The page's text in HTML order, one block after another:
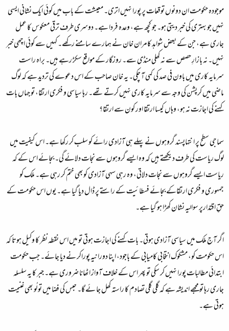
موجودہ حکومت ان دونوں توقعات پر پورا نہیں اتری۔ معیشت کے باب میں کوئی ایک نشانی ایسی
نہیں جو بہتری کی خبر دیتی ہو۔ جو کچھ ہے، وعدہ فردا ہے۔ دوسری طرف ترقی معکوس کا عمل
جاری ہے، جن کے بعض شواہد کامران خان نے ہمارے سامنے رکھے۔ کہیں سے کوئی اچھی خبر
نہیں۔ نہ بازارِ حصص سے نہ کھلی منڈی سے۔ روزگار کے مواقع سکڑ رہے ہیں۔ براہ راست
سرمایہ کاری میں باون فی صد کی کمی آ چکی۔ یہ خان صاحب کے اس دعوے کی تردید ہے کہ لوگ
ماضی میں کرپشن کی وجہ سے سرمایہ کاری نہیں کرتے تھے۔ رہا سیاسی و فکری ارتقا، تو جہاں بات
کہنے کی اجازت نہ ہو، وہاں کیسا ارتقا اور کون سے ارتقا؟
سماجی سطح پر انتہاپسند گروہوں نے پہلے ہی آزادی رائے کو سلب کر رکھا ہے۔ اس کیفیت میں
لوگ ریاست کی طرف دیکھتے ہیں کہ وہ ایسے گروہوں سے نجات دلائے گی۔ بجائے اس کے کہ
ریاست ایسے گروہوں سے نجات دلاتی، وہ رہی سہی آزادی کوبھی ختم کر رہی ہے۔ ملک کو
جمہوری و فکری ارتقاکے بجائے فسطائیت کے راستے پر ڈال دیا گیا ہے۔ یوں اس حکومت کے
حقِ اقتدارپر سوالیہ نشان کھڑا ہو گیا ہے۔
اگر آج ملک میں سیاسی آزادی ہوتی۔ بات کہنے کی اجازت ہوتی تو میں اس نقطہ نظر کا وکیل ہوتا کہ
اس حکومت کو، مشکوک انتخابی کامیابی کے باجود، اپنا دورانیہ پوراکر نے دیا جائے۔ جب حکومت
ابتدائی مطالبات پورا نہیں کر سکی تو پھر اس کے خلاف آواز اٹھانا ضروری ہے۔ جبر کا یہ سلسلہ
جاری رہا تو مجھے اندیشہ ہے کہ گلی گلی تصادم کا راستہ کھل جا ئے گا۔ حبس کی فضا میں تو لُو بھی غنیمت
ہوتی ہے۔